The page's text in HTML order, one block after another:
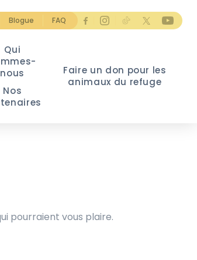
Blogue FAQ
Qui
nous
Nos
Faire un don pour les
animaux du refuge
pourraient vous plaire.